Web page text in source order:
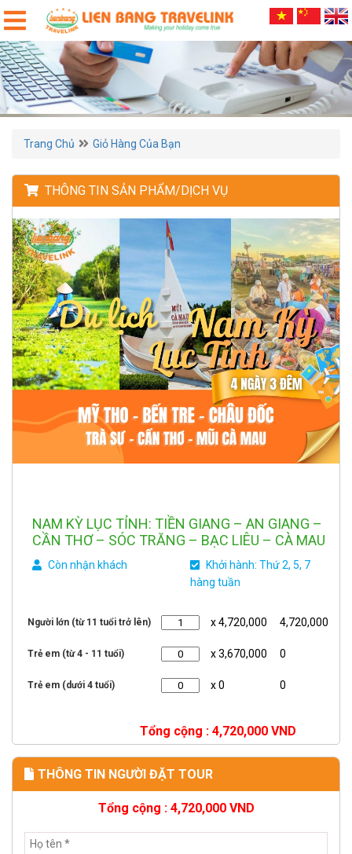
Trang Chủ Giỏ Hàng Của Bạn
THÔNG TIN SẢN PHẨM/DỊCH VỤ
NAM KỲ LỤC TỈNH: TIỀN GIANG – AN GIANG –
CẦN THƠ – SÓC TRĂNG – BẠC LIÊU – CÀ MAU
Còn nhận khách
Khởi hành: Thứ 2, 5, 7
hàng tuần
Người lớn (từ 11 tuổi trở lên) x 4,720,000 4,720,000
Trẻ em (từ 4 - 11 tuổi) x 3,670,000 0
Trẻ em (dưới 4 tuổi) x 0 0
Tổng cộng : 4,720,000 VND
THÔNG TIN NGƯỜI ĐẶT TOUR
Tổng cộng : 4,720,000VND